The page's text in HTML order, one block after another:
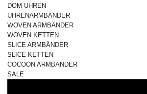
DOM UHREN
UHRENARMBÄNDER
WOVEN ARMBÄNDER
WOVEN KETTEN
SLICE ARMBÄNDER
SLICE KETTEN
COCOON ARMBÄNDER
SALE